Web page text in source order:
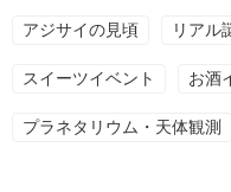
アジサイの見頃 リアル
スイーツイベント お酒
プラネタリウム・天体観測